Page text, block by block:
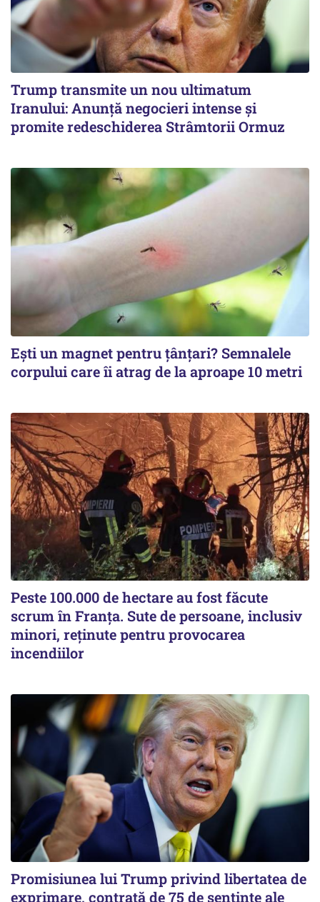
Trump transmite un nou ultimatum
Iranului: Anunță negocieri intense și
promite redeschiderea Strâmtorii Ormuz
Ești un magnet pentru țânțari? Semnalele
corpului care îi atrag de la aproape 10 metri
Peste 100.000 de hectare au fost făcute
scrum în Franța. Sute de persoane, inclusiv
minori, reținute pentru provocarea
incendiilor
Promisiunea lui Trump privind libertatea de
exprimare, contrată de 75 de sentințe ale